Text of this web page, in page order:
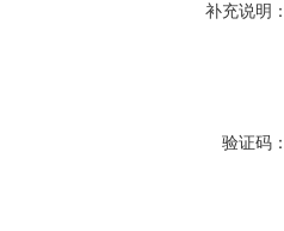
补充说明
验证码